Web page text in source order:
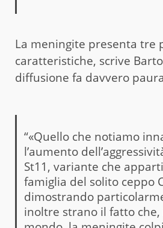
La meningite presenta tre
caratteristiche, scrive
diffusione fa davvero
“«Quello che notiamo
l’aumento
St11, variante che
famiglia del solito ceppo
dimostrando
inoltre strano il fatto